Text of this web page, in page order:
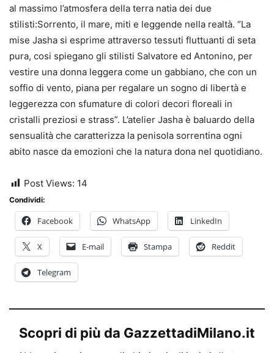
al massimo l’atmosfera della terra natia dei due
stilisti:Sorrento, il mare, miti e leggende nella realtà. “La
mise Jasha si esprime attraverso tessuti fluttuanti di seta
pura, cosi spiegano gli stilisti Salvatore ed Antonino, per
vestire una donna leggera come un gabbiano, che con un
soffio di vento, piana per regalare un sogno di libertà e
leggerezza con sfumature di colori decori floreali in
cristalli preziosi e strass”. L’atelier Jasha è baluardo della
sensualità che caratterizza la penisola sorrentina ogni
abito nasce da emozioni che la natura dona nel quotidiano.
Post Views: 14
Condividi:
Facebook WhatsApp LinkedIn
X E-mail Stampa Reddit
Telegram
Scopri di più da GazzettadiMilano.it